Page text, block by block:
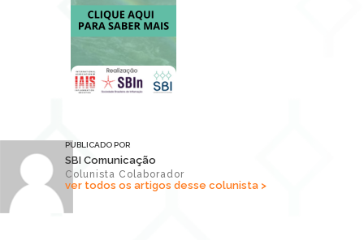
PUBLICADO POR
SBI Comunicação
Colunista Colaborador
ver todos os artigos desse colunista >